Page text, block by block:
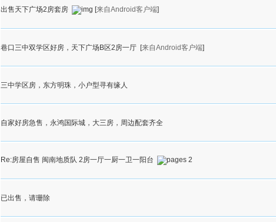
出售天下广场2房套房 [来自Android客户端]
巷口三中双学区好房，天下广场B区2房一厅 [来自Android客户端]
三中学区房，东方明珠，小户型寻有缘人
自家好房急售，永鸿国际城，大三房，周边配套齐全
Re:房屋自售 闽南地质队 2房一厅一厨一卫一阳台 2
已出售，请珊除